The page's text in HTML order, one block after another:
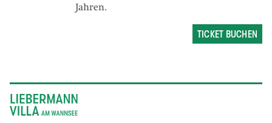
Jahren.
TICKET BUCHEN